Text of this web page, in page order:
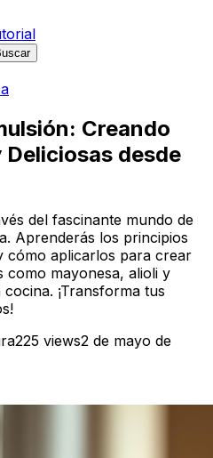
Creando
Deliciosas desde
del fascinante mundo de
Aprenderás los principios
cómo aplicarlos para crear
como mayonesa, alioli y
¡Transforma tus
225 views2 de mayo de